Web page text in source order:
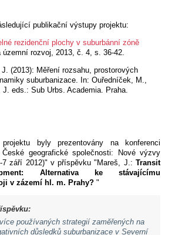
publikační výstupy projektu:
rezidenční plochy v suburbánní zóně
územní rozvoj, 2013, č. 4, s. 36-42.
(2013): Měření rozsahu, prostorových
suburbanizace. In: Ouředníček, M.,
eds.: Sub Urbs. Academia. Praha.
byly prezentovány na konferenci
geografické společnosti: Nové výzvy
7 září 2012)" v příspěvku "Mareš, J.: Transit
Alternativa ke stávajícímu
v zázemí hl. m. Prahy? "
používaných strategií zaměřených na
důsledků suburbanizace v Severní